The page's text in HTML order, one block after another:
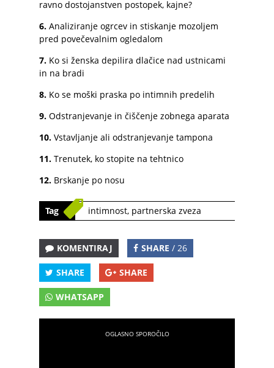
ravno dostojanstven postopek, kajne?
6. Analiziranje ogrcev in stiskanje mozoljem
pred povečevalnim ogledalom
7. Ko si ženska depilira dlačice nad ustnicami
in na bradi
8. Ko se moški praska po intimnih predelih
9. Odstranjevanje in čiščenje zobnega aparata
10. Vstavljanje ali odstranjevanje tampona
11. Trenutek, ko stopite na tehtnico
12. Brskanje po nosu
Tag intimnost, partnerska zveza
KOMENTIRAJ SHARE / 26
SHARE SHARE
WHATSAPP